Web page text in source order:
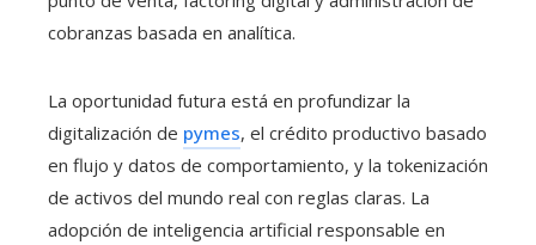
cobranzas basada en analítica.
La oportunidad futura está en profundizar la
digitalización de pymes, el crédito productivo basado
en flujo y datos de comportamiento, y la tokenización
de activos del mundo real con reglas claras. La
adopción de inteligencia artificial responsable en